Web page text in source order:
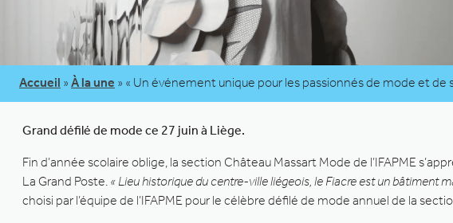
Accueil » À la une » « Un événement unique pour les passionnés de mode et de
Grand défilé de mode ce 27 juin à Liège.
Fin d’année scolaire oblige, la section Château Massart Mode de l’IFAPME
La Grand Poste. « Lieu historique du centre-ville liégeois, le Fiacre est un bâtiment
choisi par l’équipe de l’IFAPME pour le célèbre défilé de mode annuel de la